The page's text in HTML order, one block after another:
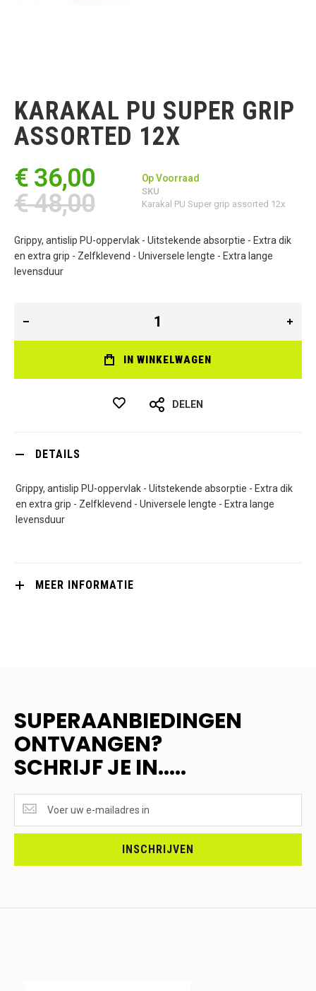
begin
van
de
afbeeldingen-
KARAKAL PU SUPER GRIP
ASSORTED 12X
€ 36,00
€ 48,00
Op Voorraad
SKU
Karakal PU Super grip assorted 12x
Grippy, antislip PU-oppervlak - Uitstekende absorptie - Extra dik
en extra grip - Zelfklevend - Universele lengte - Extra lange
levensduur
IN WINKELWAGEN
DELEN
DETAILS
Grippy, antislip PU-oppervlak - Uitstekende absorptie - Extra dik
en extra grip - Zelfklevend - Universele lengte - Extra lange
levensduur
MEER INFORMATIE
SUPERAANBIEDINGEN
ONTVANGEN?
SCHRIJF JE IN.....
ONTVANGEN?
<br>SCHRIJF
INSCHRIJVEN